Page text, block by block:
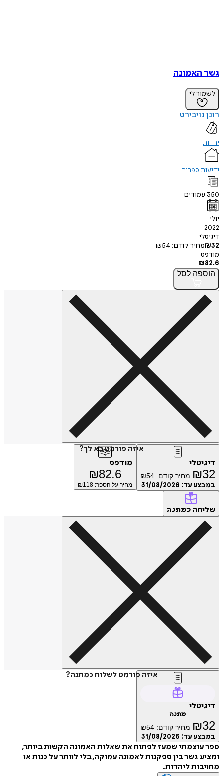
גשר האמונה
לשמור לי
רונן נויבירט
יהדות
ידיעות ספרים
350 עמודים
יולי
2022
דיגיטלי
₪32 מחיר קודם: ₪54
מודפס
₪82.6
הוספה לסל
איזה פורמט בא לך?
דיגיטלי
₪32 מחיר קודם: ₪54
במבצע עד: 31/08/2026
מודפס
₪82.6
מחיר על הספר: ₪ 118
שליחה כמתנה
איזה פורמט לשלוח כמתנה?
דיגיטלי
מתנה
₪32 מחיר קודם: ₪54
במבצע עד: 31/08/2026
ספר עוצמתי שמעז לפתוח את שאלות האמונה הקשות ביותר,
ומציע גשר בין ספקנות לאמונה עמוקה, בלי לוותר על כנות או
מחויבות ליהדות.